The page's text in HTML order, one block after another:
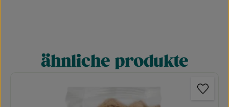
Produktgalerie überspringen
ähnliche produkte